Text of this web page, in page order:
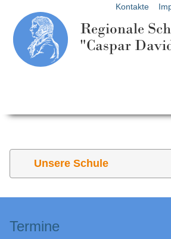
Kontakte
Regionale
"Caspar
Unsere Schule
Termine